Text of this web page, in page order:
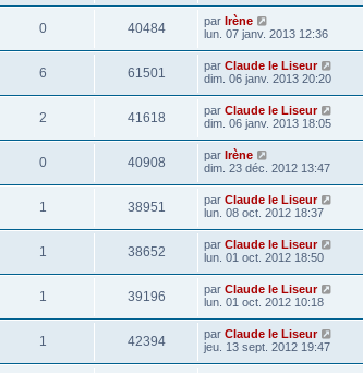
0 40484 par Irène
lun. 07 janv. 2013 12:36
6 61501 par Claude le Liseur
dim. 06 janv. 2013 20:20
2 41618 par Claude le Liseur
dim. 06 janv. 2013 18:05
0 40908 par Irène
dim. 23 déc. 2012 13:47
1 38951 par Claude le Liseur
lun. 08 oct. 2012 18:37
1 38652 par Claude le Liseur
lun. 01 oct. 2012 18:50
1 39196 par Claude le Liseur
lun. 01 oct. 2012 10:18
1 42394 par Claude le Liseur
jeu. 13 sept. 2012 19:47